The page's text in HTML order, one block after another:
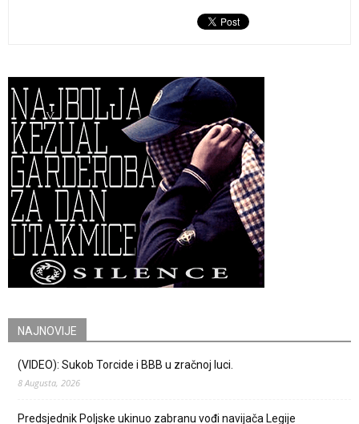
NAJNOVIJE
(VIDEO): Sukob Torcide i BBB u zračnoj luci.
8 Augusta, 2026
Predsjednik Poljske ukinuo zabranu vođi navijača Legije